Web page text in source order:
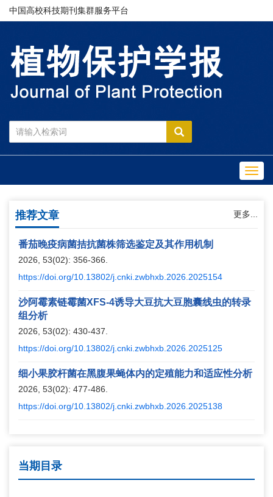
中国高校科技期刊集群服务平台
推荐文章 更多...
番茄晚疫病菌拮抗菌株筛选鉴定及其作用机制
2026, 53(02): 356-366.
https://doi.org/10.13802/j.cnki.zwbhxb.2026.2025154
沙阿霉素链霉菌XFS-4诱导大豆抗大豆胞囊线虫的转录
组分析
2026, 53(02): 430-437.
https://doi.org/10.13802/j.cnki.zwbhxb.2026.2025125
细小果胶杆菌在黑腹果蝇体内的定殖能力和适应性分析
2026, 53(02): 477-486.
https://doi.org/10.13802/j.cnki.zwbhxb.2026.2025138
当期目录